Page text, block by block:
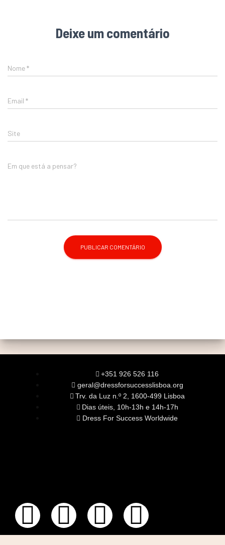
Deixe um comentário
Nome*
Email *
Site
Em que está a pensar?
+351 926 526 116
geral@dressforsuccesslisboa.org
Trv. da Luz n.º 2, 1600-499 Lisboa
Dias úteis, 10h-13h e 14h-17h
Dress For Success Worldwide